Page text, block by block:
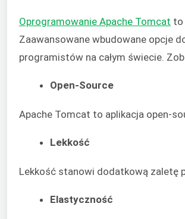
Oprogramowanie Apache Tomcat to
Zaawansowane wbudowane opcje
programistów na całym świecie.
Open-Source
Apache Tomcat to aplikacja open-
Lekkość
Lekkość stanowi dodatkową zaletę
Elastyczność